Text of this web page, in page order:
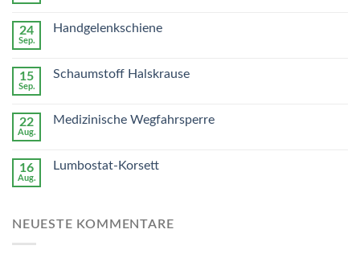
24
Sep.
Handgelenkschiene
15
Sep.
Schaumstoff Halskrause
22
Aug.
Medizinische Wegfahrsperre
16
Aug.
Lumbostat-Korsett
NEUESTE KOMMENTARE